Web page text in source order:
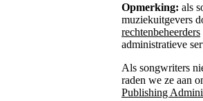
Opmerking: als
muziekuitgevers
rechtenbeheerders
administratieve
Als songwriters
raden we ze aan
Publishing